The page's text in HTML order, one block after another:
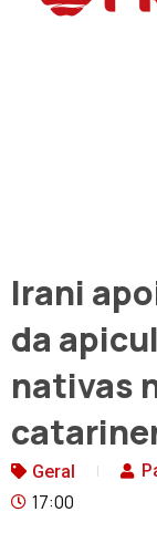
Irani
da
nativas
Geral
17:00